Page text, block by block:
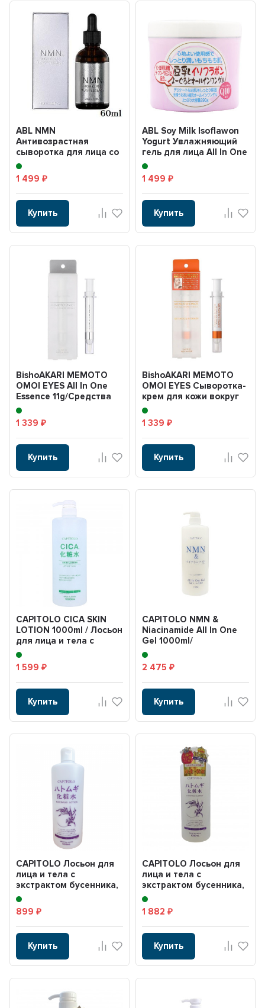
ABL NMN
Антивозрастная
сыворотка для лица со
стволовыми клетками
60 ml
1 499₽
Купить
ABL Soy Milk Isoflawon
Yogurt Увлажняющий
гель для лица All In One
Gel 290г
1 499 ₽
Купить
BishoAKARI MEMOTO
OMOI EYES All In One
Essence 11g/Средства
косметические для...
1 339₽
Купить
BishoAKARI MEMOTO
OMOI EYES Сыворотка-
крем для кожи вокруг
глаз с ретинолом, ...
1 339 ₽
Купить
CAPITOLO CICA SKIN
LOTION 1000ml / Лосьон
для лица и тела с
экстрактом центел...
1 599₽
Купить
CAPITOLO NMN &
Niacinamide All In One
Gel 1000ml/
Увлажняющий гель для
лиц...
2 475 ₽
Купить
CAPITOLO Лосьон для
лица и тела с
экстрактом бусенника,
плаценты ,
гиалуронов...
899₽
Купить
CAPITOLO Лосьон для
лица и тела с
экстрактом бусенника,
экстрактом плаценты,
...
1 882 ₽
Купить